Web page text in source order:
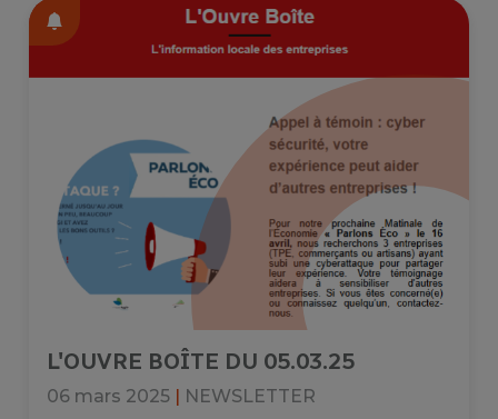
L'OUVRE BOÎTE DU 05.03.25
06 mars 2025 | NEWSLETTER